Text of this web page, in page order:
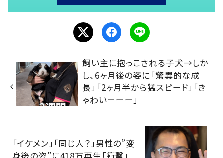
飼い主に抱っこされる子犬→しか
し、6ヶ月後の姿に「驚異的な成
長」「2ヶ月半から猛スピード」「き
ゃわいーーー」
「イケメン」「同じ人？」男性の”変
身後の姿”に418万再生「衝撃」